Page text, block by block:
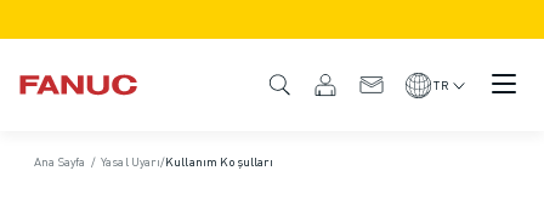
ÜRÜNE GENEL BAKIŞ
TR
Ana Sayfa / Yasal Uyarı/Kullanım Koşulları